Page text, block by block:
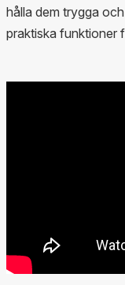
hålla dem trygga
praktiska funktioner